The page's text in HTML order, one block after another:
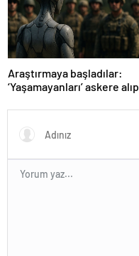
Araştırmaya başladılar:
‘Yaşamayanları’ askere alıp